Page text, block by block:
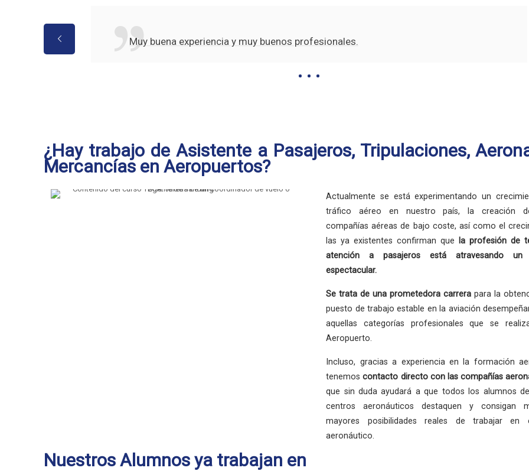
Muy buena experiencia y muy buenos profesionales.
¿Hay trabajo de Asistente a Pasajeros, Tripulaciones,
Mercancías en Aeropuertos?
Actualmente se está experimentando un
tráfico aéreo en nuestro país, la creación
compañías aéreas de bajo coste, así como el
las ya existentes confirman que
la profesión de
atención a pasajeros está atravesando un
espectacular.
Se trata de una prometedora carrerapara la
puesto de trabajo estable en la aviación
aquellas categorías profesionales que se
Aeropuerto.
Incluso, gracias a experiencia en la formación
tenemoscontacto directo con las compañías
que sin duda ayudará a que todos los alumnos
centros aeronáuticos destaquen y consigan
mayores posibilidades reales de trabajar en
aeronáutico.
Nuestros Alumnos ya trabajan en